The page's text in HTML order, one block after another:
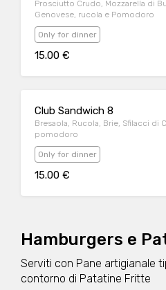
Prosciutto Crudo, Mozzarella di
Genovese, rucola e Pomodoro
Only for dinner
15.00 €
Club Sandwich 8
Bresaola, Rucola, Brie, Sfilacci di
pomodoro
Only for dinner
15.00 €
Hamburgers e
Serviti con Pane artigianale
contorno di Patatine Fritte